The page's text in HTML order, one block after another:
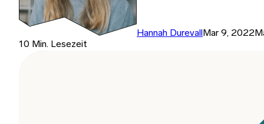
Hannah Durevall Mar 9, 2022
10 Min. Lesezeit